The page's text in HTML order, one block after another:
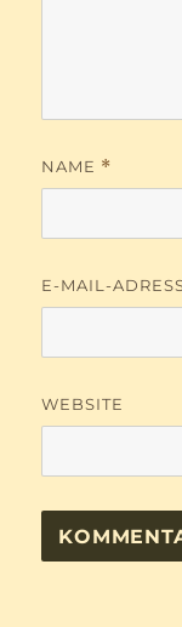
NAME *
E-MAIL-
WEBSITE